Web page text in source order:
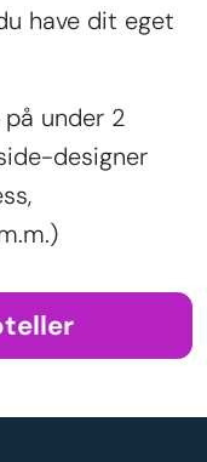
have dit eget
under 2
designer